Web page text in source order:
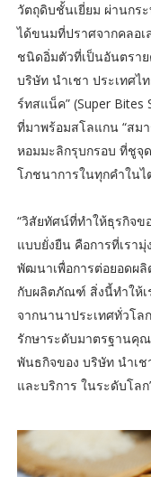
วัตถุดิบชั้นเยี่ยม ผ่านกร
ได้ขนมที่ปราศจากคลอ
ชนิดอิ่มตัวที่เป็นอันตรา
บริษัท นำเชา ประเทศไ
ร์ทสแน็ค” (Super
ที่มาพร้อมสโลแกน “สม
หอมมะลิกรุบกรอบ ที่ชูจุ
โภชนาการในทุกคำในไ
“วิสัยทัศน์ที่ทำให้ธุรกิจข
แบบยั่งยืน คือการที่เรา
พัฒนาเพื่อการต่อยอดผ
กับผลิตภัณฑ์ สิ่งนี้ทำให้เ
จากนานาประเทศทั่วโล
รักษาระดับมาตรฐานคุ
พันธกิจของ บริษัท นำเ
และบริการ ในระดับโล